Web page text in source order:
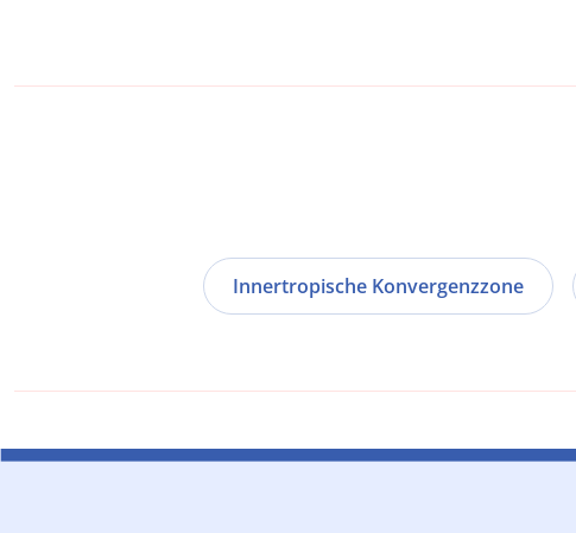
Innertropische Konvergenzzone